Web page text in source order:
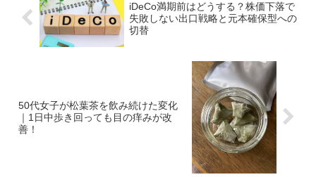
iDeCo満期前はどうする？株価下落で
失敗しない出口戦略と元本確保型への
切替
50代女子が松葉茶を飲み続けた変化
｜1日中歩き回っても目の痒みが改
善！